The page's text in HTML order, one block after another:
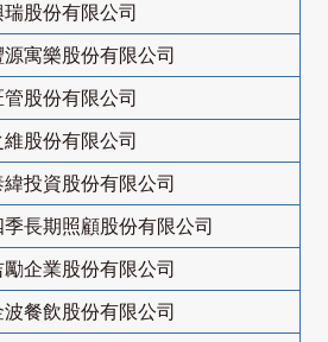
瑞股份有限公司
源寓樂股份有限公司
管股份有限公司
維股份有限公司
緯投資股份有限公司
季長期照顧股份有限公司
勵企業股份有限公司
波餐飲股份有限公司